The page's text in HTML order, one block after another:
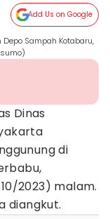
Add Us on Google
Sampah Kotabaru,
Dinas
di
2023) malam.
diangkut.